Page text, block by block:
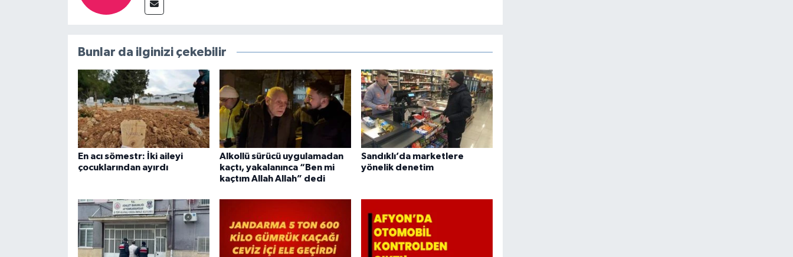
Bunlar da ilginizi çekebilir
En acı sömestr: İki aileyi
çocuklarından ayırdı
Alkollü sürücü uygulamadan
kaçtı, yakalanınca “Ben mi
kaçtım Allah Allah” dedi
Sandıklı’da marketlere
yönelik denetim